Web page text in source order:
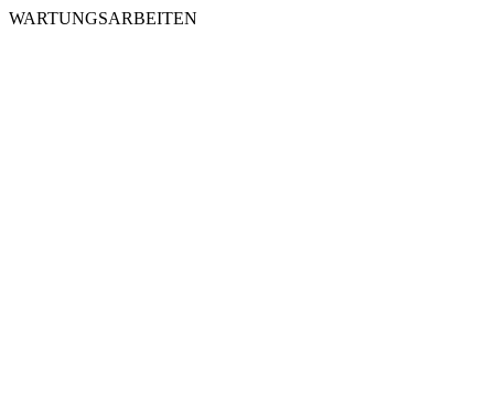
WARTUNGSARBEITEN